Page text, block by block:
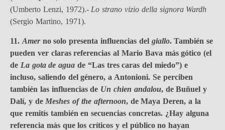
(Umberto Lenzi, 1972).- Lo strano vizio della signora Wardh
(Sergio Martino, 1971).
11. Amerno solo presenta influencias del giallo. También se
pueden ver claras referencias al Mario Bava más gótico (el
de La gota de agua de “Las tres caras del miedo”) e
incluso, saliendo del género, a Antonioni. Se perciben
también las influencias de Un chien andalou, de Buñuel y
Dalí, y de Meshes of the afternoon, de Maya Deren, a la
que remitís también en secuencias concretas. ¿Hay alguna
referencia más que los críticos y el público no hayan